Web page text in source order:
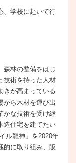
、学校に赴いて行
森林の整備をはじ
技術を持った人材
きが高まっている
から木材を運び出
かな技術を受け継
造住宅を建てたい
ル龍神」を2020年
的に取り組み、販